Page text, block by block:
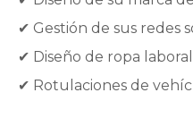
✔ Gestión de sus redes
✔ Diseño de ropa
✔ Rotulaciones de